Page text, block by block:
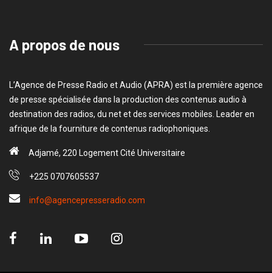
A propos de nous
L’Agence de Presse Radio et Audio (APRA) est la première agence
de presse spécialisée dans la production des contenus audio à
destination des radios, du net et des services mobiles. Leader en
afrique de la fourniture de contenus radiophoniques.
Adjamé, 220 Logement Cité Universitaire
+225 0707605537
info@agencepresseradio.com